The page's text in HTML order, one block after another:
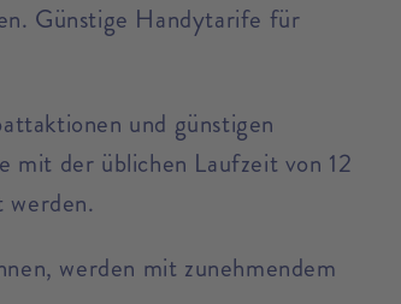
Günstige Handytarife für
und günstigen
mit der üblichen Laufzeit von 12
werden.
werden mit zunehmendem